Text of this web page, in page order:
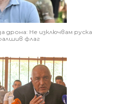
дрона: Не изключвам руска
флаг